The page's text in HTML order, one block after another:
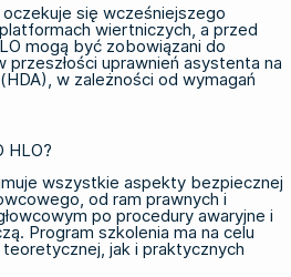
się wcześniejszego
wiertniczych, a przed
mogą być zobowiązani do
przeszłości uprawnień asystenta na
w zależności od wymagań
HLO?
wszystkie aspekty bezpiecznej
od ram prawnych i
po procedury awaryjne i
Program szkolenia ma na celu
jak i praktycznych